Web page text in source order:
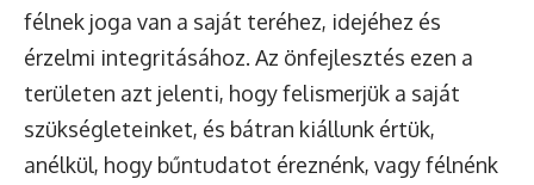
félnek joga van a saját teréhez, idejéhez és
érzelmi integritásához. Az önfejlesztés ezen a
területen azt jelenti, hogy felismerjük a saját
szükségleteinket, és bátran kiállunk értük,
anélkül, hogy bűntudatot éreznénk, vagy félnénk